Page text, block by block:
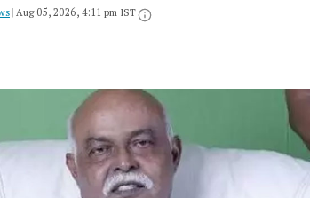
|Aug 05, 2026, 4:11 pm IST